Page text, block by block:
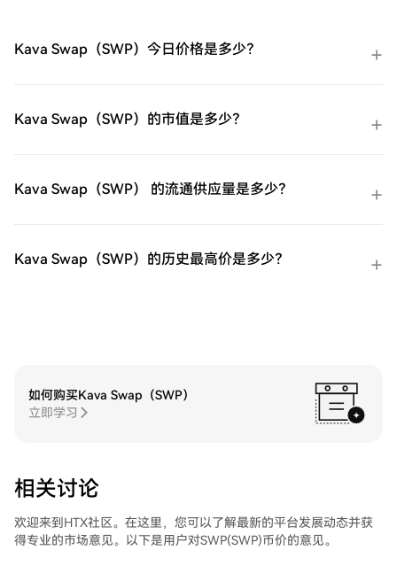
在HTX平台上直接与其他用户交易。HTX场
的Ciena Corporation（CIEN）购买完您的
Ciena Corporation（CIEN）后，将其存储在
加密货币。第四步：交易Ciena
Corporation（CIEN）在HTX的现货市场轻松
实时监控。HTX为初学者和经验丰富的交易
者提供了友好的用户体验。
Kava Swap（SWP）今日价格是多少？
Kava Swap（SWP）的市值是多少？
Kava Swap（SWP） 的流通供应量是多少？
Kava Swap（SWP）的历史最高价是多少？
如何购买Kava Swap（SWP）
立即学习
相关讨论
欢迎来到HTX社区。在这里，您可以了解最新的平台发展动态并获
得专业的市场意见。以下是用户对SWP(SWP)币价的意见。